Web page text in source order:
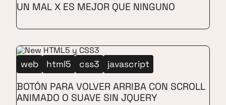
UN MAL X ES MEJOR QUE NINGUNO
web html5 css3 javascript
BOTÓN PARA VOLVER ARRIBA CON SCROLL
ANIMADO O SUAVE SIN JQUERY